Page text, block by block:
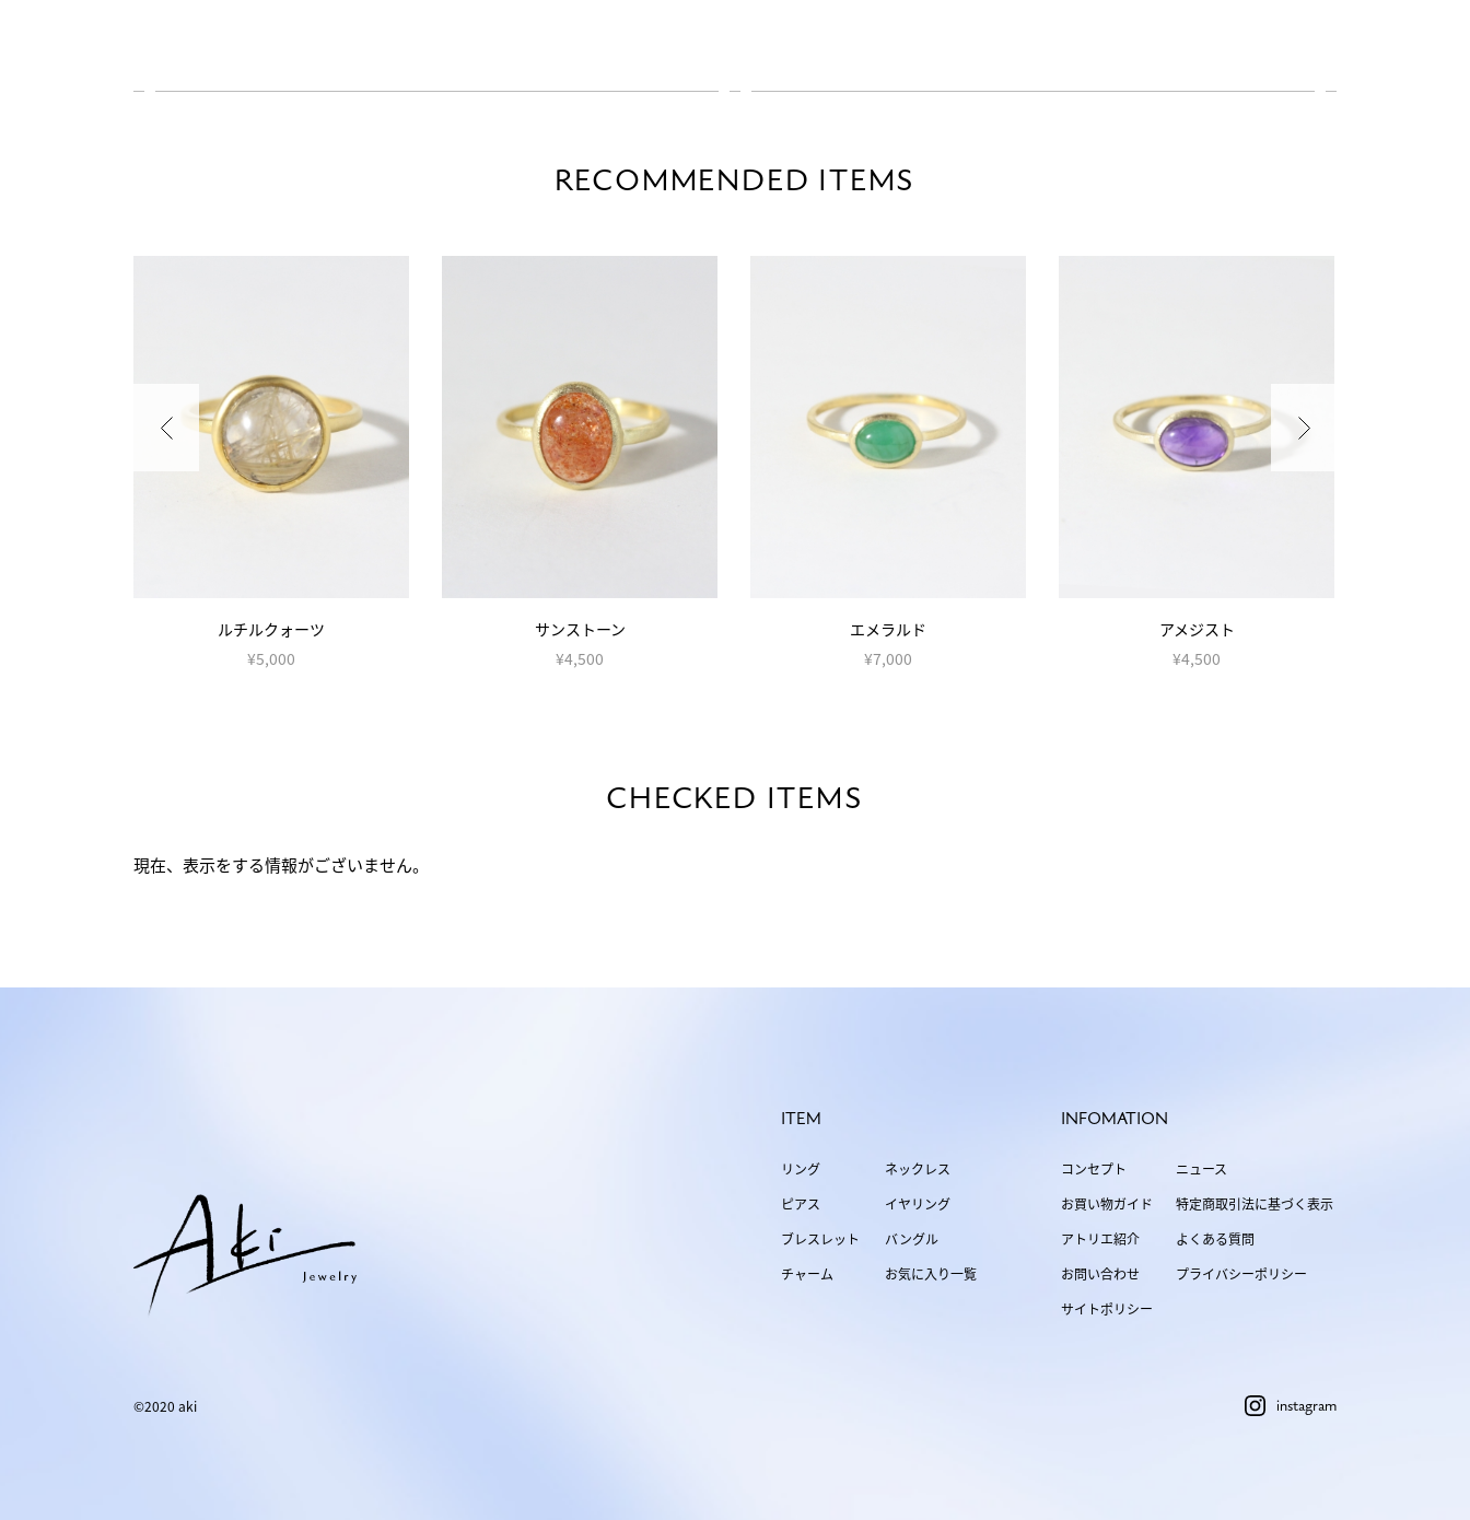
RECOMMENDED ITEMS
サンストーン
¥4,500
エメラルド
¥7,000
アメジスト
¥4,500
フェルドスパー
¥4,500
CHECKED ITEMS
現在、表示をする情報がございません。
ITEM
リング
ネックレス
ピアス
イヤリング
ブレスレット
バングル
チャーム
お気に入り一覧
INFOMATION
コンセプト
ニュース
お買い物ガイド
特定商取引法に基づく表示
アトリエ紹介
よくある質問
お問い合わせ
プライバシーポリシー
サイトポリシー
©2020 aki instagram